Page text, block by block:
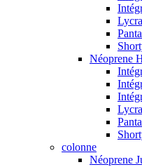
Néoprene
colonne
Néoprene